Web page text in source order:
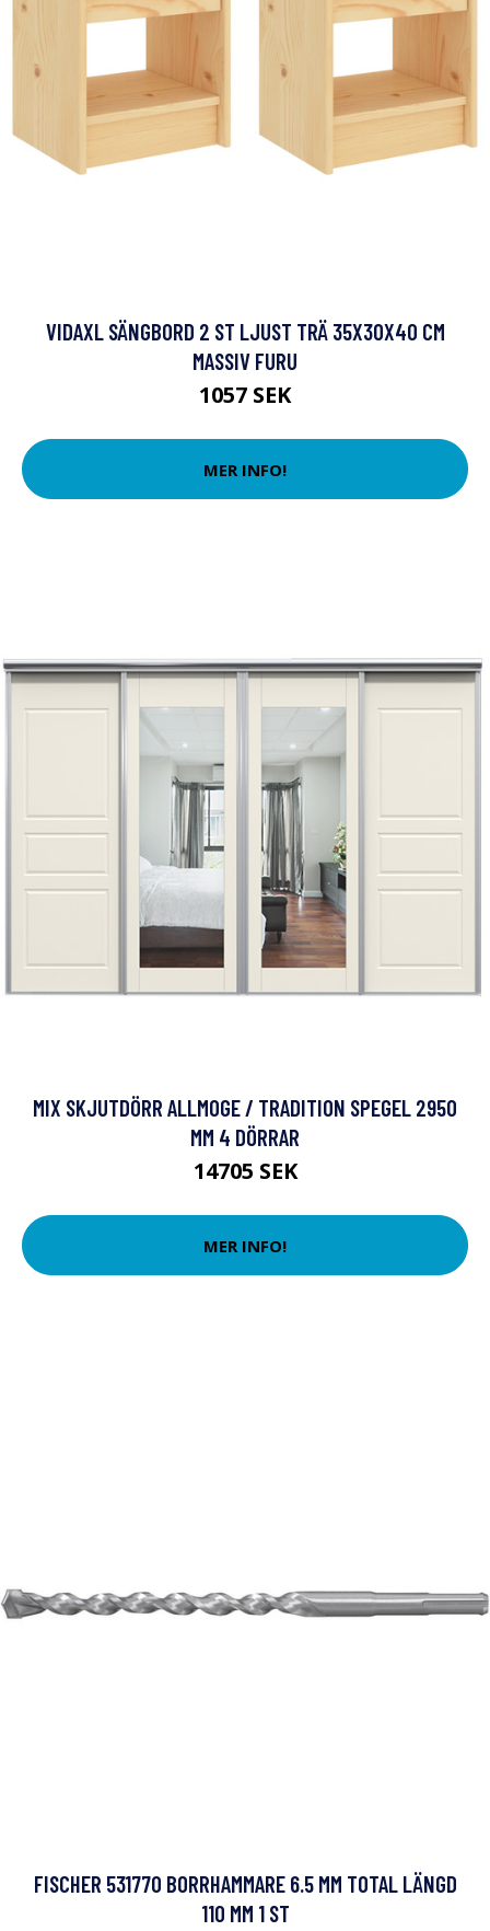
VIDAXL SÄNGBORD 2 ST LJUST TRÄ 35X30X40 CM
MASSIV FURU
1057 SEK
MER INFO!
MIX SKJUTDÖRR ALLMOGE / TRADITION SPEGEL 2950
MM 4 DÖRRAR
14705 SEK
MER INFO!
FISCHER 531770 BORRHAMMARE 6.5 MM TOTAL LÄNGD
110 MM 1 ST